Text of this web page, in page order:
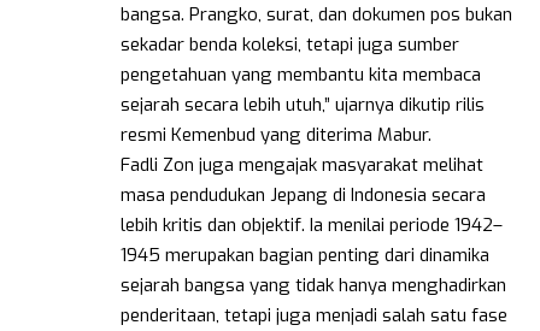
bangsa. Prangko, surat, dan dokumen pos bukan
sekadar benda koleksi, tetapi juga sumber
pengetahuan yang membantu kita membaca
sejarah secara lebih utuh,” ujarnya dikutip rilis
resmi Kemenbud yang diterima Mabur.
Fadli Zon juga mengajak masyarakat melihat
masa pendudukan Jepang di Indonesia secara
lebih kritis dan objektif. Ia menilai periode 1942–
1945 merupakan bagian penting dari dinamika
sejarah bangsa yang tidak hanya menghadirkan
penderitaan, tetapi juga menjadi salah satu fase